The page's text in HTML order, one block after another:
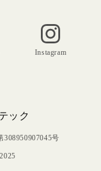
Instagram
ック
号